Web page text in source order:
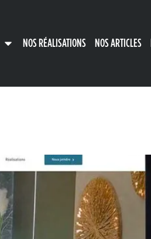
NOS RÉALISATIONS NOS ARTICLES